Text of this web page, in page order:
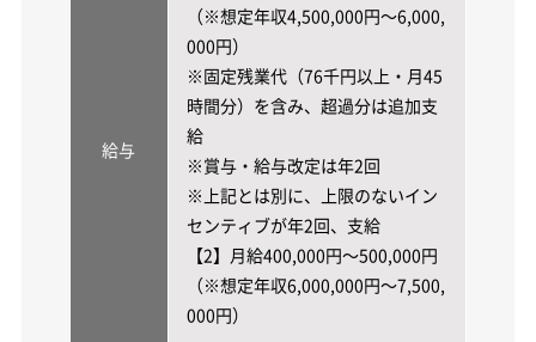
給与
（※想定年収4,500,000円～6,000,
000円）
※固定残業代（76千円以上・月45
時間分）を含み、超過分は追加支
給
※賞与・給与改定は年2回
※上記とは別に、上限のないイン
センティブが年2回、支給
【2】月給400,000円～500,000円
（※想定年収6,000,000円～7,500,
000円）